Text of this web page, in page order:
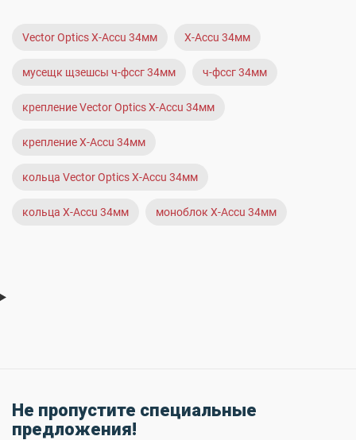
Vector Optics X-Accu 34мм X-Accu 34мм
мусещк щзешсы ч-фссг 34мм ч-фссг 34мм
крепление Vector Optics X-Accu 34мм
крепление X-Accu 34мм
кольца Vector Optics X-Accu 34мм
кольца X-Accu 34мм моноблок X-Accu 34мм
Не пропустите специальные
предложения!